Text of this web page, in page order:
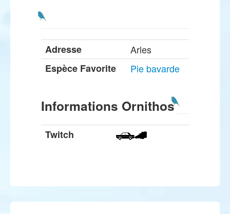
Adresse
Arles
Espèce Favorite
Pie bavarde
Informations Ornithos
Twitch